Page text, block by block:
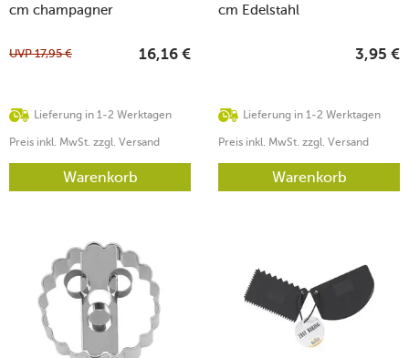
cm champagner
Lieferung in 1-2 Werktagen
UVP17,95 € 16,16 €
Preis inkl. MwSt. zzgl. Versand
Warenkorb
cm Edelstahl
Lieferung in 1-2 Werktagen
3,95 €
Preis inkl. MwSt. zzgl. Versand
Warenkorb